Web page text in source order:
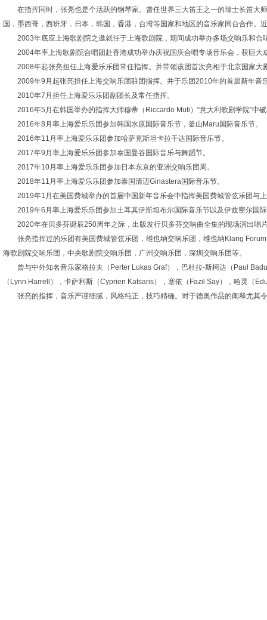
在指挥同时，张亮也是个活跃的钢琴家。曾任世界三大笛王之一的瑞士长笛
国，墨西哥，西班牙，日本，韩国，香港，台湾等国家和地区的音乐家同台合作
2003年底应上海歌剧院之邀就任于上海歌剧院，期间成功举办多场交响乐和
2004年率上海歌剧院合唱团赴香港成功举办庆祝国庆合唱专场音乐会，获巨大
2008年起张亮担任上海爱乐乐团常任指挥。并带领该团首次亮相于北京国家大
2009年9月起张亮担任上海交响乐团驻团指挥。并于乐团2010年的首届新年
2010年7月担任上海爱乐乐团副团长及常任指挥。
2016年5月在韩国举办的指挥大师穆蒂（Riccardo Muti）“意大利歌剧学院”中
2016年8月率上海爱乐乐团参加韩国水原国际音乐节，釜山Maru国际音乐节。
2016年11月率上海爱乐乐团参加哈萨克斯坦卡拉干达国际音乐节。
2017年9月率上海爱乐乐团参加泰国曼谷国际音乐与舞蹈节。
2017年10月率上海爱乐乐团参加日本东京的亚洲交响乐团周。
2018年11月率上海爱乐乐团参加泰国清迈Ginastera国际音乐节。
2019年1月在美国费城举办的首届中国新年音乐会中指挥美国费城管弦乐团与
2019年6月率上海爱乐乐团参加土耳其伊斯坦布尔国际音乐节以及伊兹密尔国
2020年在贝多芬诞辰250周年之际，出版发行贝多芬交响曲全集的现场演出唱
张亮指挥过的乐团有美国费城管弦乐团，维也纳交响乐团，维也纳Klang
海歌剧院交响乐团，中央歌剧院交响乐团，广州交响乐团，深圳交响乐团等。
曾与中外知名音乐家格拉夫（Perter Lukas Graf），巴杜拉-斯柯达（Paul
（Lynn Harrell），卡萨利斯（Cyprien Katsaris），塞依（Fazil Say），哈灵（
张亮的指挥，音乐严谨细腻，风格纯正，技巧精确。对于德奥作品的阐释尤其